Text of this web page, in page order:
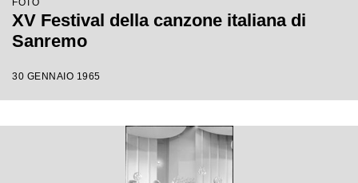
FOTO
XV Festival della canzone italiana di
Sanremo
30 GENNAIO 1965